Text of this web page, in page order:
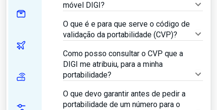
móvel DIGI?
O que é e para que serve o código de
validação da portabilidade (CVP)?
Como posso consultar o CVP que a
DIGI me atribuiu, para a minha
portabilidade?
O que devo garantir antes de pedir a
portabilidade de um número para o